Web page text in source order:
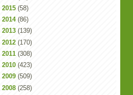
2015 (58)
2014 (86)
2013 (139)
2012 (170)
2011 (308)
2010 (423)
2009 (509)
2008 (258)